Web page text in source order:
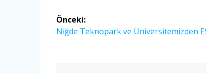
Yazı
gezinmesi
Önceki:
Önceki
Niğde Teknopark ve Üniversitemizden